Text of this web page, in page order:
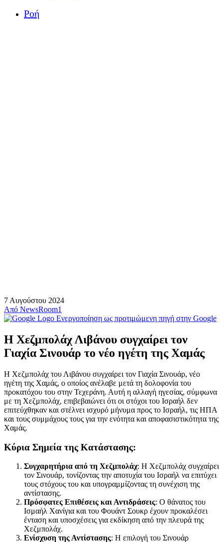
Ροή
7 Αυγούστου 2024
Από NewsRoom1
Ενεργοποίηση ως προτιμώμενη πηγή στην Google
Η Χεζμπολάχ Λιβάνου συγχαίρει τον
Γιαχία Σινουάρ το νέο ηγέτη της Χαμάς
Η Χεζμπολάχ του Λιβάνου συγχαίρει τον Γιαχία Σινουάρ, νέο
ηγέτη της Χαμάς, ο οποίος ανέλαβε μετά τη δολοφονία του
προκατόχου του στην Τεχεράνη. Αυτή η αλλαγή ηγεσίας, σύμφωνα
με τη Χεζμπολάχ, επιβεβαιώνει ότι οι στόχοι του Ισραήλ δεν
επιτεύχθηκαν και στέλνει ισχυρό μήνυμα προς το Ισραήλ, τις ΗΠΑ
και τους συμμάχους τους για την ενότητα και αποφασιστικότητα της
Χαμάς.
Κύρια Σημεία της Κατάστασης:
Συγχαρητήρια από τη Χεζμπολάχ: Η Χεζμπολάχ συγχαίρει
τον Σινουάρ, τονίζοντας την αποτυχία του Ισραήλ να επιτύχει
τους στόχους του και υπογραμμίζοντας τη συνέχιση της
αντίστασης.
Πρόσφατες Επιθέσεις και Αντιδράσεις: Ο θάνατος του
Ισμαήλ Χανίγια και του Φουάντ Σουκρ έχουν προκαλέσει
ένταση και υποσχέσεις για εκδίκηση από την πλευρά της
Χεζμπολάχ.
Ενίσχυση της Αντίστασης: Η επιλογή του Σινουάρ